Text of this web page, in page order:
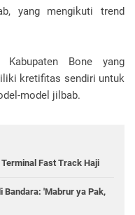
yang mengikuti trend
Bone yang
kretifitas sendiri untuk
model jilbab.
Fast Track Haji
Bandara: 'Mabrur ya Pak,